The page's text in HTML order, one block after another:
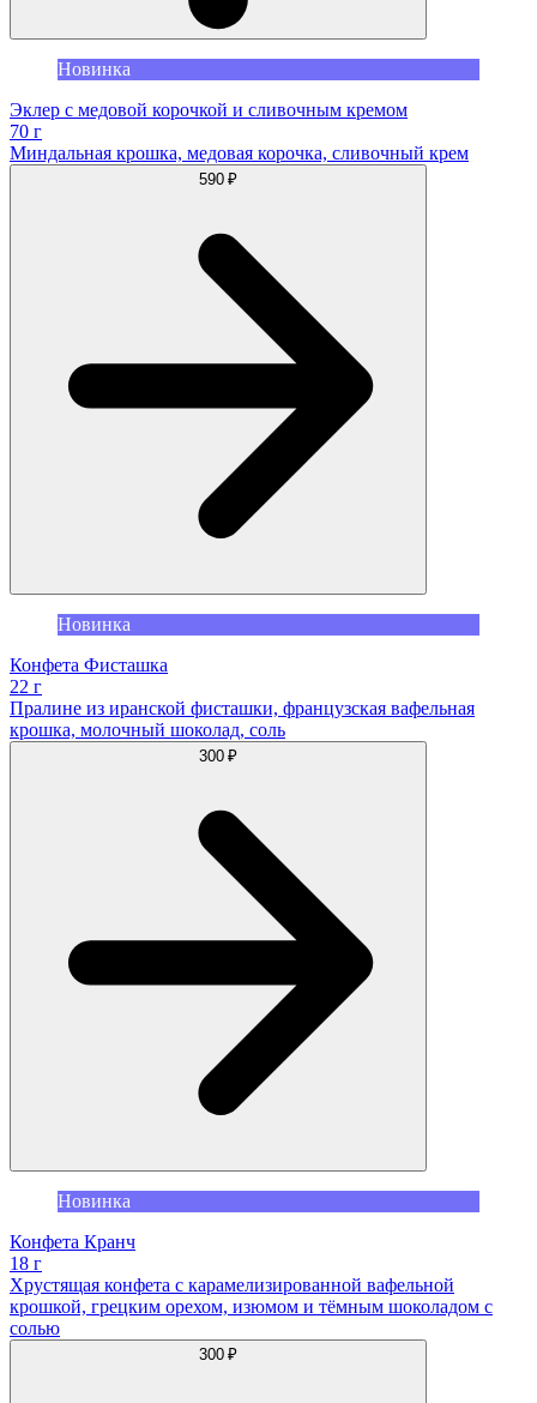
Новинка
Эклер с медовой корочкой и сливочным кремом
70 г
Миндальная крошка, медовая корочка, сливочный крем
590 ₽
Новинка
Конфета Фисташка
22 г
Пралине из иранской фисташки, французская вафельная
крошка, молочный шоколад, соль
300 ₽
Новинка
Конфета Кранч
18 г
Хрустящая конфета с карамелизированной вафельной
крошкой, грецким орехом, изюмом и тёмным шоколадом с
солью
300 ₽